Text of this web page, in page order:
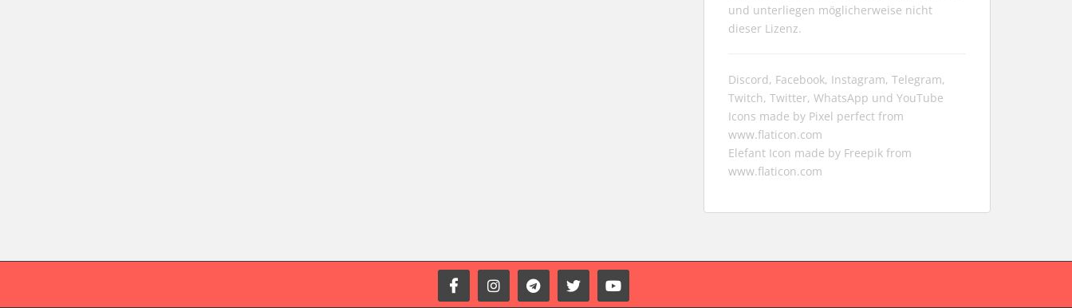
und unterliegen möglicherweise nicht
dieser Lizenz.
Discord, Facebook, Instagram, Telegram,
Twitch, Twitter, WhatsApp und YouTube
Icons made by Pixel perfect from
www.flaticon.com
Elefant Icon made by Freepik from
www.flaticon.com